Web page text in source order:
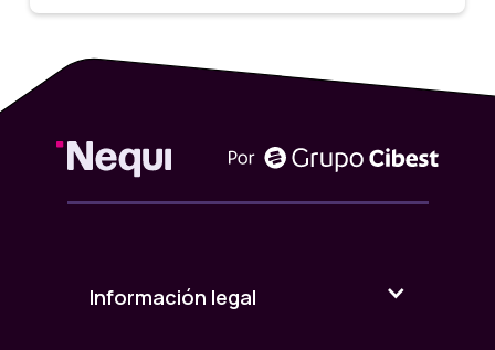
Información legal